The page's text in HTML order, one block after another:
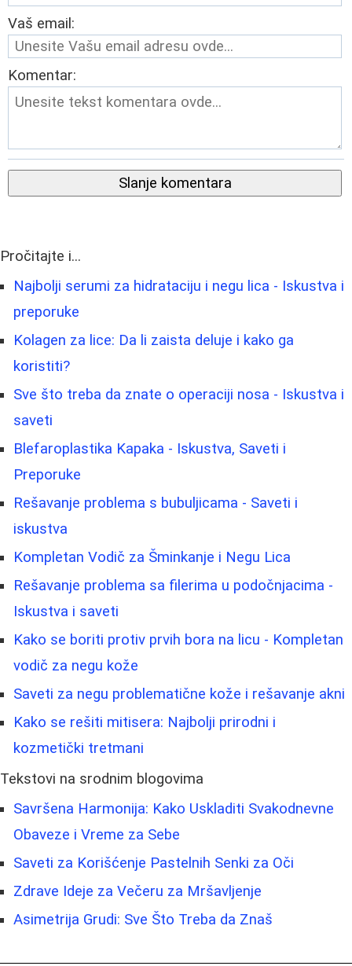
Vaš email:
Komentar:
Slanje komentara
Pročitajte i...
Najbolji serumi za hidrataciju i negu lica - Iskustva i
preporuke
Kolagen za lice: Da li zaista deluje i kako ga
koristiti?
Sve što treba da znate o operaciji nosa - Iskustva i
saveti
Blefaroplastika Kapaka - Iskustva, Saveti i
Preporuke
Rešavanje problema s bubuljicama - Saveti i
iskustva
Kompletan Vodič za Šminkanje i Negu Lica
Rešavanje problema sa filerima u podočnjacima -
Iskustva i saveti
Kako se boriti protiv prvih bora na licu - Kompletan
vodič za negu kože
Saveti za negu problematične kože i rešavanje akni
Kako se rešiti mitisera: Najbolji prirodni i
kozmetički tretmani
Tekstovi na srodnim blogovima
Savršena Harmonija: Kako Uskladiti Svakodnevne
Obaveze i Vreme za Sebe
Saveti za Korišćenje Pastelnih Senki za Oči
Zdrave Ideje za Večeru za Mršavljenje
Asimetrija Grudi: Sve Što Treba da Znaš